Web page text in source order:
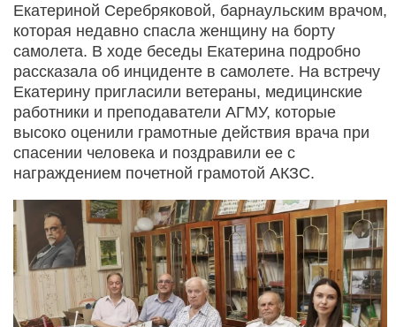
Екатериной Серебряковой, барнаульским врачом,
которая недавно спасла женщину на борту
самолета. В ходе беседы Екатерина подробно
рассказала об инциденте в самолете. На встречу
Екатерину пригласили ветераны, медицинские
работники и преподаватели АГМУ, которые
высоко оценили грамотные действия врача при
спасении человека и поздравили ее с
награждением почетной грамотой АКЗС.